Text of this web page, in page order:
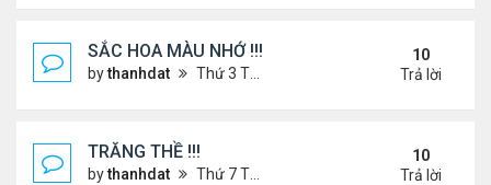
SẮC HOA MÀU NHỚ !!!
bythanhdat Thứ 3 Tháng 7 23, 2024 4:02 pm
10
Trả lời
TRĂNG THỀ !!!
bythanhdat Thứ 7 Tháng 7 06, 2024 5:05 pm
10
Trả lời